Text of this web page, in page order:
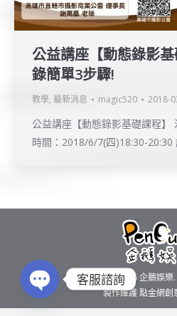
公益講座【動態錄影
錄簡單3步驟!
教學, 最新消息 magic520 2018-
公益講座【動態錄影基礎課程】
時間：2018/6/7(四)18:30-20:30
Copyright © 2016企鵝娛樂
製作維護點金網創
客服諮詢